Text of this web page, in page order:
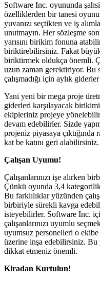
Software Inc. oyununda
özelliklerden bir tanesi
yuvanızı seçtikten ve iş
unutmayın. Her sözleşme
yarısını birikim fonuna
biriktirebilirsiniz. Fakat
biriktirmek oldukça önemli.
uzun zaman gerektiriyor. Bu
çalışmadığı için aylık
Yani yeni bir mega proje
giderleri karşılayacak
ekipleriniz projeye
devam edebilirler. Sizde
projeniz piyasaya çıktığında
kat be katını geri alabilirsiniz.
Çalışan Uyumu!
Çalışanlarınızı işe alırken
Çünkü oyunda 3,4
Bu farklılıklar yüzünden
birbiriyle sürekli kavga
isteyebilirler. Software Inc.
çalışanlarınızı uyumlu
uyumsuz personelleri o
üzerine inşa edebilirsiniz. Bu
dikkat etmeniz önemli.
Kiradan Kurtulun!